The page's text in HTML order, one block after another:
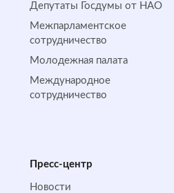
Депутаты Госдумы от НАО
Межпарламентское
сотрудничество
Молодежная палата
Международное
сотрудничество
Пресс-центр
Новости